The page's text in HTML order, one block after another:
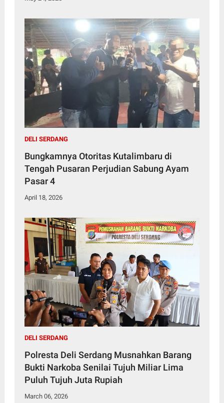
DELI SERDANG
Bungkamnya Otoritas Kutalimbaru di
Tengah Pusaran Perjudian Sabung Ayam
Pasar 4
April 18, 2026
DELI SERDANG
Polresta Deli Serdang Musnahkan Barang
Bukti Narkoba Senilai Tujuh Miliar Lima
Puluh Tujuh Juta Rupiah
March 06, 2026